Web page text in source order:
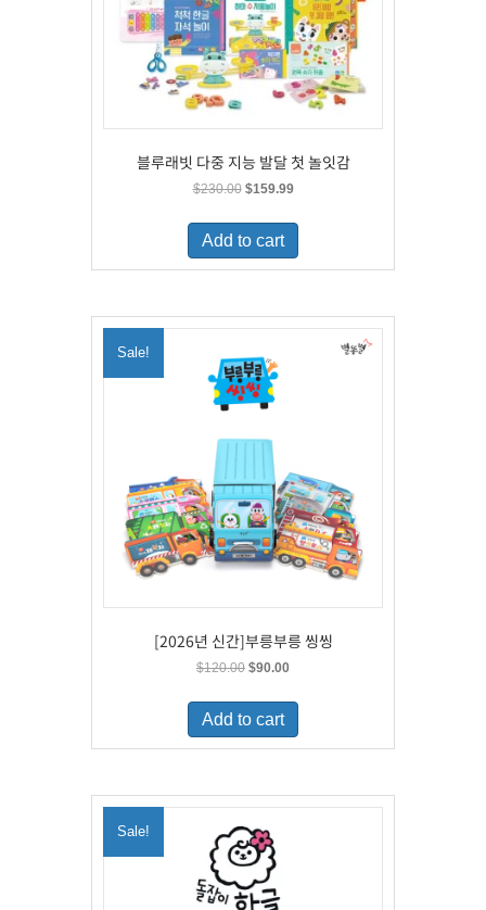
블루래빗 다중 지능 발달 첫 놀잇감
$230.00 Original
was:
$230.00.
$159.99Current
is:
Add to cart
Sale!
[2026년 신간]부릉부릉 씽씽
$120.00 Original
was:
$120.00.
$90.00Current
is:
Add to cart
Sale!